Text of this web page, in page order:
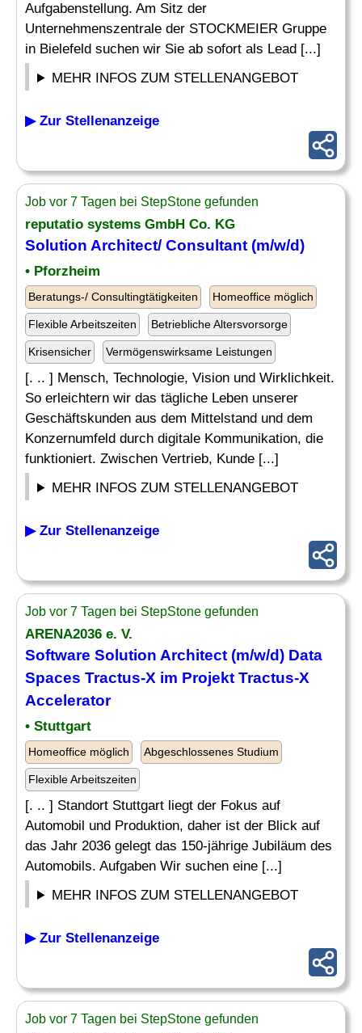
Aufgabenstellung. Am Sitz der
Unternehmenszentrale der STOCKMEIER Gruppe
in Bielefeld suchen wir Sie ab sofort als Lead [...]
MEHR INFOS ZUM STELLENANGEBOT
▶ Zur Stellenanzeige
Job vor 7 Tagen bei StepStone gefunden
reputatio systems GmbH Co. KG
Solution Architect/ Consultant (m/w/d)
• Pforzheim
Beratungs-/ Consultingtätigkeiten Homeoffice möglich
Flexible Arbeitszeiten Betriebliche Altersvorsorge
Krisensicher Vermögenswirksame Leistungen
[. .. ] Mensch, Technologie, Vision und Wirklichkeit.
So erleichtern wir das tägliche Leben unserer
Geschäftskunden aus dem Mittelstand und dem
Konzernumfeld durch digitale Kommunikation, die
funktioniert. Zwischen Vertrieb, Kunde [...]
MEHR INFOS ZUM STELLENANGEBOT
▶ Zur Stellenanzeige
Job vor 7 Tagen bei StepStone gefunden
ARENA2036 e. V.
Software Solution Architect (m/w/d) Data
Spaces Tractus-X im Projekt Tractus-X
Accelerator
• Stuttgart
Homeoffice möglich Abgeschlossenes Studium
Flexible Arbeitszeiten
[. .. ] Standort Stuttgart liegt der Fokus auf
Automobil und Produktion, daher ist der Blick auf
das Jahr 2036 gelegt das 150-jährige Jubiläum des
Automobils. Aufgaben Wir suchen eine [...]
MEHR INFOS ZUM STELLENANGEBOT
▶ Zur Stellenanzeige
Job vor 7 Tagen bei StepStone gefunden